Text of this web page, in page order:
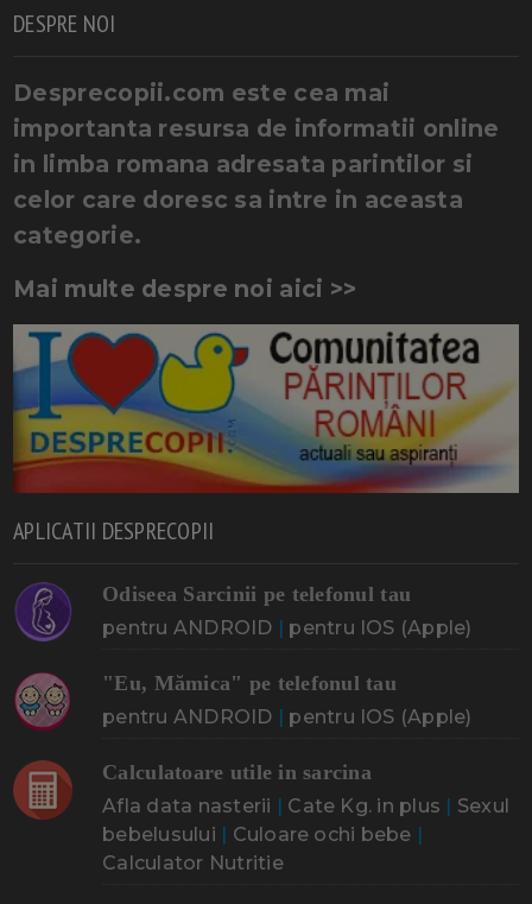
DESPRE NOI
Desprecopii.com este cea mai
importanta resursa de informatii online
in limba romana adresata parintilor si
celor care doresc sa intre in aceasta
categorie.
Mai multe despre noi aici >>
APLICATII DESPRECOPII
Odiseea Sarcinii pe telefonul tau
pentru ANDROID | pentru IOS (Apple)
"Eu, Mămica" pe telefonul tau
pentru ANDROID | pentru IOS (Apple)
Calculatoare utile in sarcina
Afla data nasterii | Cate Kg. in plus | Sexul
bebelusului | Culoare ochi bebe |
Calculator Nutritie